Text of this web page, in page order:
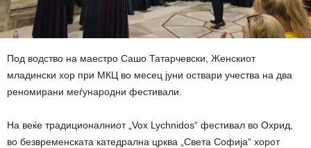
Под водство на маестро Сашо Татарчевски, Женскиот
младински хор при МКЦ во месец јуни оствари учества на два
реномирани меѓународни фестивали.
На веќе традиционалниот „Vox Lychnidos“ фестивал во Охрид,
во безвременската катедрална црква „Света Софија“ хорот